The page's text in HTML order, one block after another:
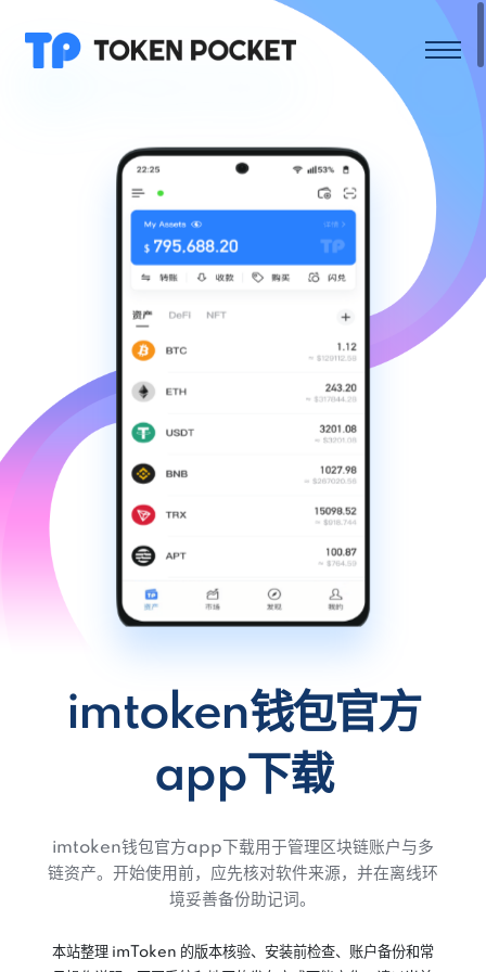
imtoken钱包官方
app下载
imtoken钱包官方app下载用于管理区块链账户与多
链资产。开始使用前，应先核对软件来源，并在离线环
境妥善备份助记词。
本站整理 imToken 的版本核验、安装前检查、账户备份和常